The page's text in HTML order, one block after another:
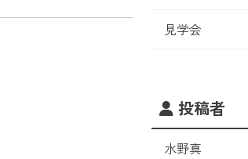
見学会
投稿者
水野真